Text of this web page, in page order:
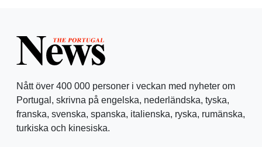
Nått över 400 000 personer i veckan med nyheter om
Portugal, skrivna på engelska, nederländska, tyska,
franska, svenska, spanska, italienska, ryska, rumänska,
turkiska och kinesiska.